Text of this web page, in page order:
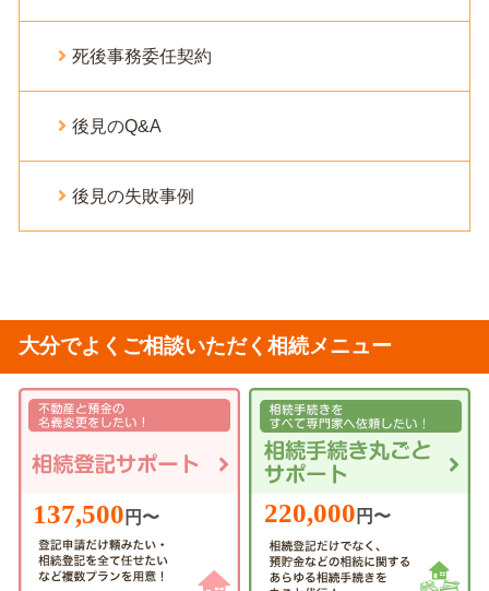
死後事務委任契約
後見のQ&A
後見の失敗事例
大分でよくご相談いただく相続メニュー
137,500 円〜 220,000 円〜